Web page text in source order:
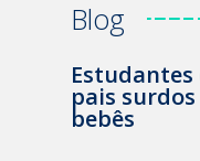
Blog
pais
bebês